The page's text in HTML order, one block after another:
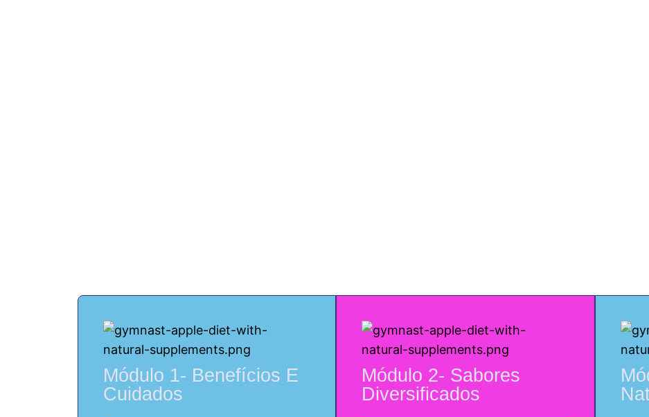
Módulo 1- Benefícios E
Cuidados
Módulo 2- Sabores
Diversificados